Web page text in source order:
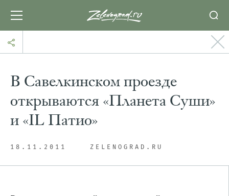
В Савелкинском проезде
открываются «Планета Суши»
и «IL Патио»
18.11.2011 ZELENOGRAD.RU